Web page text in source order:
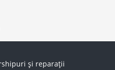
și reparații